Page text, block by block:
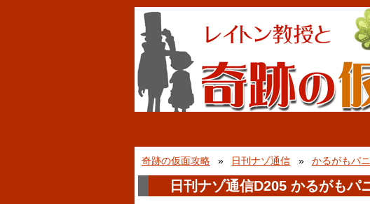
奇跡の仮面攻略 日刊ナゾ通信 かるがもパ
日刊ナゾ通信D205 かるがもパ